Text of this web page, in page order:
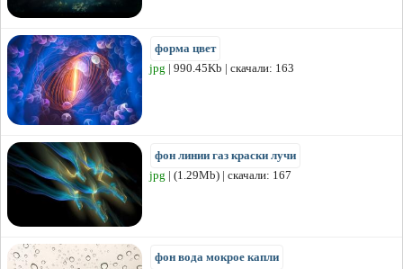
форма цвет
jpg | 990.45Kb | скачали: 163
фон линии газ краски лучи
jpg | (1.29Mb) | скачали: 167
фон вода мокрое капли